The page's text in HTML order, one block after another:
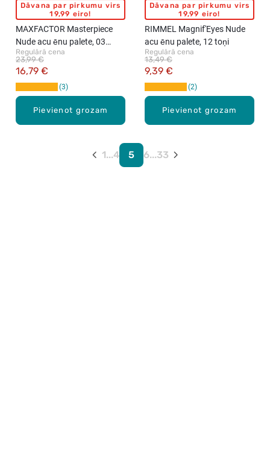
Pievienot grozam
Dāvana par pirkumu virs
19,99 eiro!
MAXFACTOR Masterpiece
Nude acu ēnu palete, 03
Rose Nudes, 8 toņi
Regulārā cena
16,79 €
23,99 €
3
Pievienot grozam
Dāvana par pirkumu virs
19,99 eiro!
RIMMEL Magnif'Eyes Nude
acu ēnu palete, 12 toņi
Regulārā cena
9,39 €
13,49 €
2
1...4 5 6...33